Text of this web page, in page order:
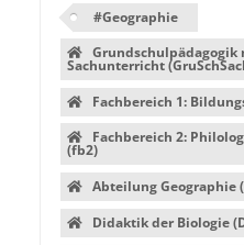
#Geographie
Sachunterricht
Fachbereich 1:
Fachbereich 2:
(fb2)
Abteilung Geographie
Didaktik der Biologie